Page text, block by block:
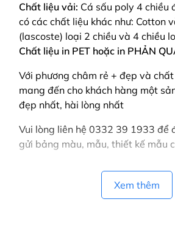
Chất liệu vải: Cá sấu poly 4 chiều
có các chất liệu khác như: Cotton
(lascoste) loại 2 chiều và 4 chiều
Chất liệu in PET hoặc in PHẢN
Với phương châm rẻ + đẹp và
mang đến cho khách hàng một
đẹp nhất, hài lòng nhất
Vui lòng liên hệ 0332 39 1933 để
gửi bảng màu, mẫu, thiết kế mẫu
Xem thêm